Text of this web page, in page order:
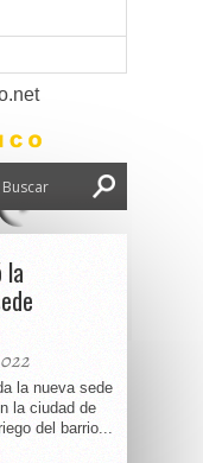
la
la nueva sede
la ciudad de
del barrio...